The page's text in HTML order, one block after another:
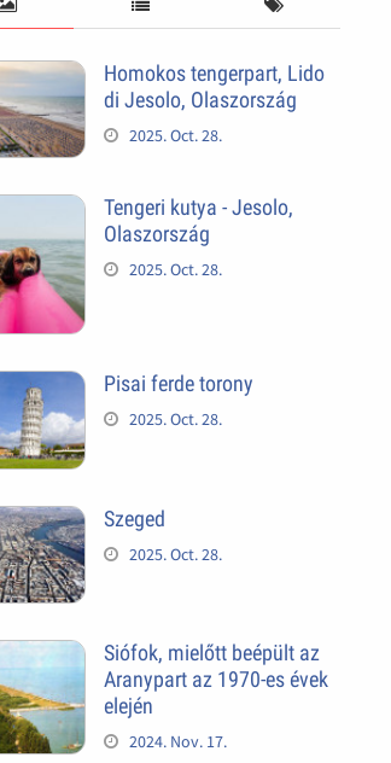
Homokos tengerpart, Lido
di Jesolo, Olaszország
2025. Oct. 28.
Tengeri kutya - Jesolo,
Olaszország
2025. Oct. 28.
Pisai ferde torony
2025. Oct. 28.
Szeged
2025. Oct. 28.
Siófok, mielőtt beépült az
Aranypart az 1970-es évek
elején
2024. Nov. 17.